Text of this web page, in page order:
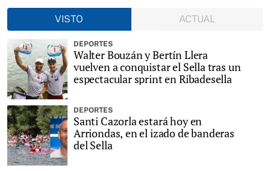
VISTO
ACTUAL
DEPORTES
Walter Bouzán y Bertín Llera
vuelven a conquistar el Sella tras un
espectacular sprint en Ribadesella
DEPORTES
Santi Cazorla estará hoy en
Arriondas, en el izado de banderas
del Sella